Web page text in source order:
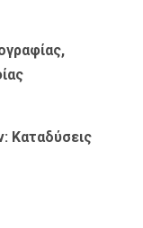
Καταδύσεις